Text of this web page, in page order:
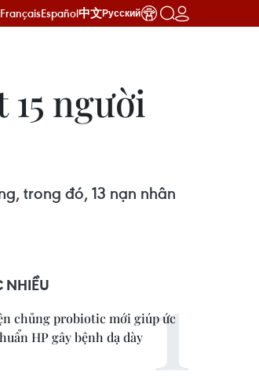
FrançaisEspañol中文Русский
người
trong đó, 13 nạn nhân
NHIỀU
chủng probiotic mới giúp ức
HP gây bệnh dạ dày